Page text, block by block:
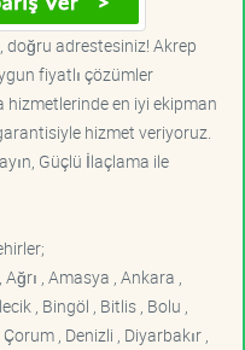
doğru adrestesiniz! Akrep
fiyatlı çözümler
en iyi ekipman
hizmet veriyoruz.
Güçlü İlaçlama ile
, Amasya , Ankara ,
, Bingöl , Bitlis , Bolu ,
, Denizli , Diyarbakır ,